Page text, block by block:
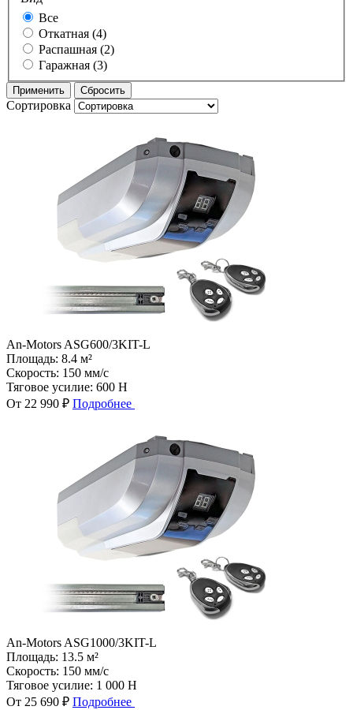
Все
Откатная (4)
Распашная (2)
Гаражная (3)
Сортировка
An-Motors ASG600/3KIT-L
Площадь: 8.4 м²
Скорость: 150 мм/с
Тяговое усилие: 600 Н
От 22 990 ₽ Подробнее
An-Motors ASG1000/3KIT-L
Площадь: 13.5 м²
Скорость: 150 мм/с
Тяговое усилие: 1 000 Н
От 25 690 ₽ Подробнее